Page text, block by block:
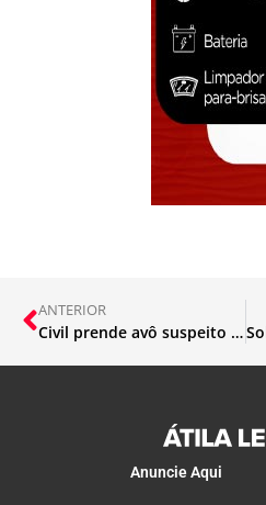
ANTERIOR
Civil prende avô suspeito de abusar da neta de 8 anos em Santa Bárbara
Anuncie Aqui